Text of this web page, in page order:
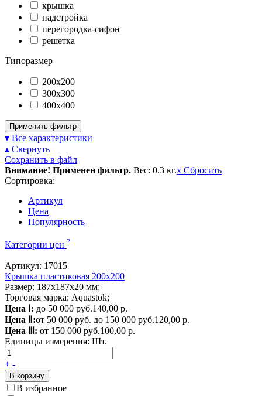
крышка
надстройка
перегородка-сифон
решетка
Типоразмер
200х200
300х300
400х400
Применить фильтр
▾ Все характеристики
▴ Свернуть
Сохранить в файл
Внимание! Применен фильтр. Вес: 0.3 кг.x Сбросить
Сортировка:
Артикул
Цена
Популярность
Категории цен ?
Артикул: 17015
Крышка пластиковая 200х200
Размер: 187x187x20 мм;
Торговая марка: Aquastok;
Цена Ⅰ: до 50 000 руб.140,00 р.
Цена Ⅱ:от 50 000 руб. до 150 000 руб.120,00 р.
Цена Ⅲ: от 150 000 руб.100,00 р.
Единицы измерения: Шт.
+ -
В корзину
В избранное